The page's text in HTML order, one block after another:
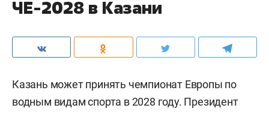
ЧЕ-2028 в Казани
Казань может принять чемпионат Европы по
водным видам спорта в 2028 году. Президент